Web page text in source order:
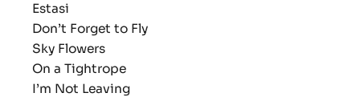
Estasi
Don’t Forget to Fly
Sky Flowers
On a Tightrope
I’m Not Leaving